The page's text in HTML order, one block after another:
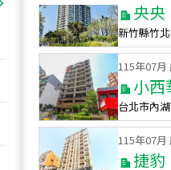
新竹縣竹
115年07月
小西
台北市內
115年07月
捷豹
台北市中山